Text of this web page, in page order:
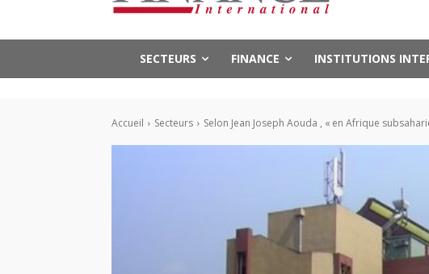
SECTEURS FINANCE INSTITUTIONS
Accueil Secteurs Selon Jean Joseph Aouda , « en Afrique